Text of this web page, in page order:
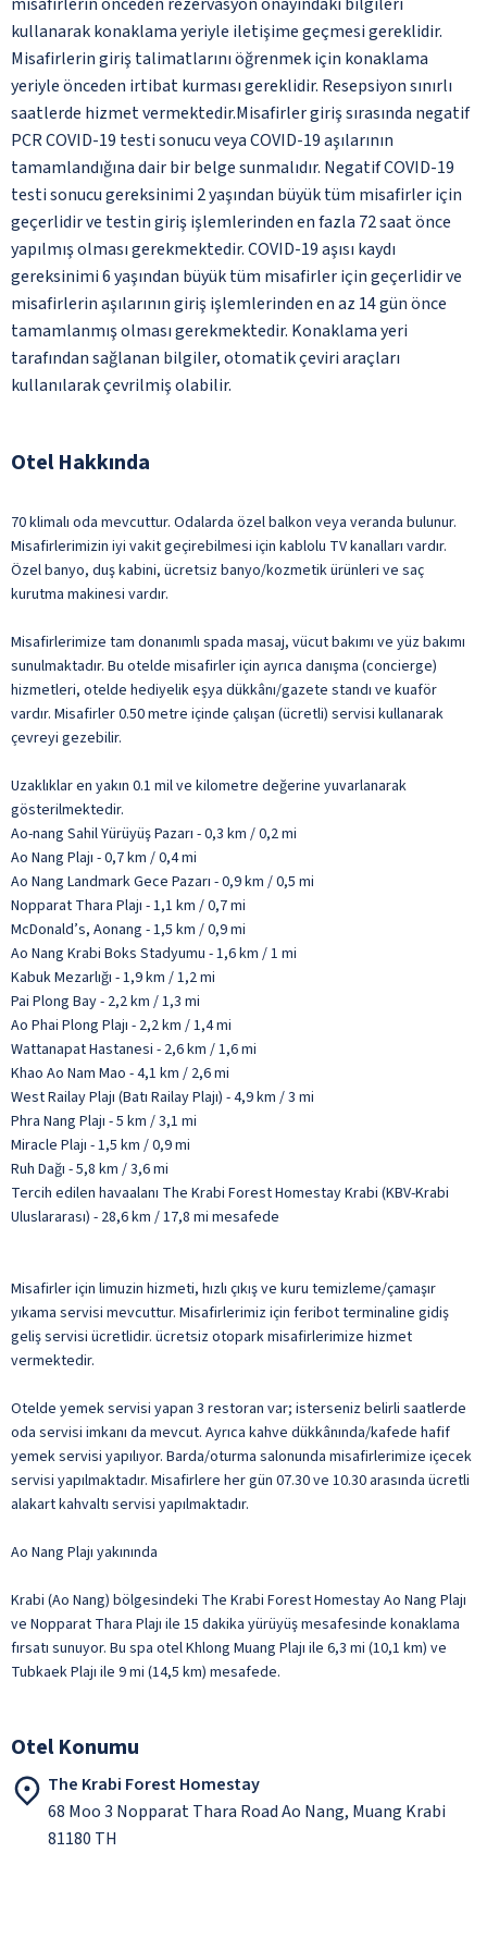
kullanarak konaklama yeriyle iletişime geçmesi gereklidir.
Misafirlerin giriş talimatlarını öğrenmek için konaklama
yeriyle önceden irtibat kurması gereklidir. Resepsiyon sınırlı
saatlerde hizmet vermektedir.Misafirler giriş sırasında negatif
PCR COVID-19 testi sonucu veya COVID-19 aşılarının
tamamlandığına dair bir belge sunmalıdır. Negatif COVID-19
testi sonucu gereksinimi 2 yaşından büyük tüm misafirler için
geçerlidir ve testin giriş işlemlerinden en fazla 72 saat önce
yapılmış olması gerekmektedir. COVID-19 aşısı kaydı
gereksinimi 6 yaşından büyük tüm misafirler için geçerlidir ve
misafirlerin aşılarının giriş işlemlerinden en az 14 gün önce
tamamlanmış olması gerekmektedir. Konaklama yeri
tarafından sağlanan bilgiler, otomatik çeviri araçları
kullanılarak çevrilmiş olabilir.
Otel Hakkında
70 klimalı oda mevcuttur. Odalarda özel balkon veya veranda bulunur.
Misafirlerimizin iyi vakit geçirebilmesi için kablolu TV kanalları vardır.
Özel banyo, duş kabini, ücretsiz banyo/kozmetik ürünleri ve saç
kurutma makinesi vardır.
Misafirlerimize tam donanımlı spada masaj, vücut bakımı ve yüz bakımı
sunulmaktadır. Bu otelde misafirler için ayrıca danışma (concierge)
hizmetleri, otelde hediyelik eşya dükkânı/gazete standı ve kuaför
vardır. Misafirler 0.50 metre içinde çalışan (ücretli) servisi kullanarak
çevreyi gezebilir.
Uzaklıklar en yakın 0.1 mil ve kilometre değerine yuvarlanarak
gösterilmektedir.
Ao-nang Sahil Yürüyüş Pazarı - 0,3 km / 0,2 mi
Ao Nang Plajı - 0,7 km / 0,4 mi
Ao Nang Landmark Gece Pazarı - 0,9 km / 0,5 mi
Nopparat Thara Plajı - 1,1 km / 0,7 mi
McDonald’s, Aonang - 1,5 km / 0,9 mi
Ao Nang Krabi Boks Stadyumu - 1,6 km / 1 mi
Kabuk Mezarlığı - 1,9 km / 1,2 mi
Pai Plong Bay - 2,2 km / 1,3 mi
Ao Phai Plong Plajı - 2,2 km / 1,4 mi
Wattanapat Hastanesi - 2,6 km / 1,6 mi
Khao Ao Nam Mao - 4,1 km / 2,6 mi
West Railay Plajı (Batı Railay Plajı) - 4,9 km / 3 mi
Phra Nang Plajı - 5 km / 3,1 mi
Miracle Plajı - 1,5 km / 0,9 mi
Ruh Dağı - 5,8 km / 3,6 mi
Tercih edilen havaalanı The Krabi Forest Homestay Krabi (KBV-Krabi
Uluslararası) - 28,6 km / 17,8 mi mesafede
Misafirler için limuzin hizmeti, hızlı çıkış ve kuru temizleme/çamaşır
yıkama servisi mevcuttur. Misafirlerimiz için feribot terminaline gidiş
geliş servisi ücretlidir. ücretsiz otopark misafirlerimize hizmet
vermektedir.
Otelde yemek servisi yapan 3 restoran var; isterseniz belirli saatlerde
oda servisi imkanı da mevcut. Ayrıca kahve dükkânında/kafede hafif
yemek servisi yapılıyor. Barda/oturma salonunda misafirlerimize içecek
servisi yapılmaktadır. Misafirlere her gün 07.30 ve 10.30 arasında ücretli
alakart kahvaltı servisi yapılmaktadır.
Ao Nang Plajı yakınında
Krabi (Ao Nang) bölgesindeki The Krabi Forest Homestay Ao Nang Plajı
ve Nopparat Thara Plajı ile 15 dakika yürüyüş mesafesinde konaklama
fırsatı sunuyor. Bu spa otel Khlong Muang Plajı ile 6,3 mi (10,1 km) ve
Tubkaek Plajı ile 9 mi (14,5 km) mesafede.
Otel Konumu
The Krabi Forest Homestay
68 Moo 3 Nopparat Thara Road Ao Nang, Muang Krabi
81180 TH